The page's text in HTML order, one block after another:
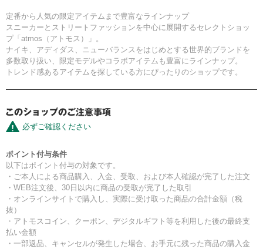
定番から人気の限定アイテムまで豊富なラインナップ
スニーカーとストリートファッションを中心に展開するセレクトショッ
プ「atmos（アトモス）」。
ナイキ、アディダス、ニューバランスをはじめとする世界的ブランドを
多数取り扱い、限定モデルやコラボアイテムも豊富にラインナップ。
トレンド感あるアイテムを探している方にぴったりのショップです。
必ずご確認ください
ポイント付与条件
以下はポイント付与の対象です。
・ご本人による商品購入、入金、受取、および本人確認が完了した注文
・WEB注文後、30日以内に商品の受取が完了した取引
・オンラインサイトで購入し、実際に受け取った商品の合計金額（税
抜）
・アトモスコイン、クーポン、デジタルギフト等を利用した後の最終支
払い金額
・一部返品、キャンセルが発生した場合、お手元に残った商品の購入金